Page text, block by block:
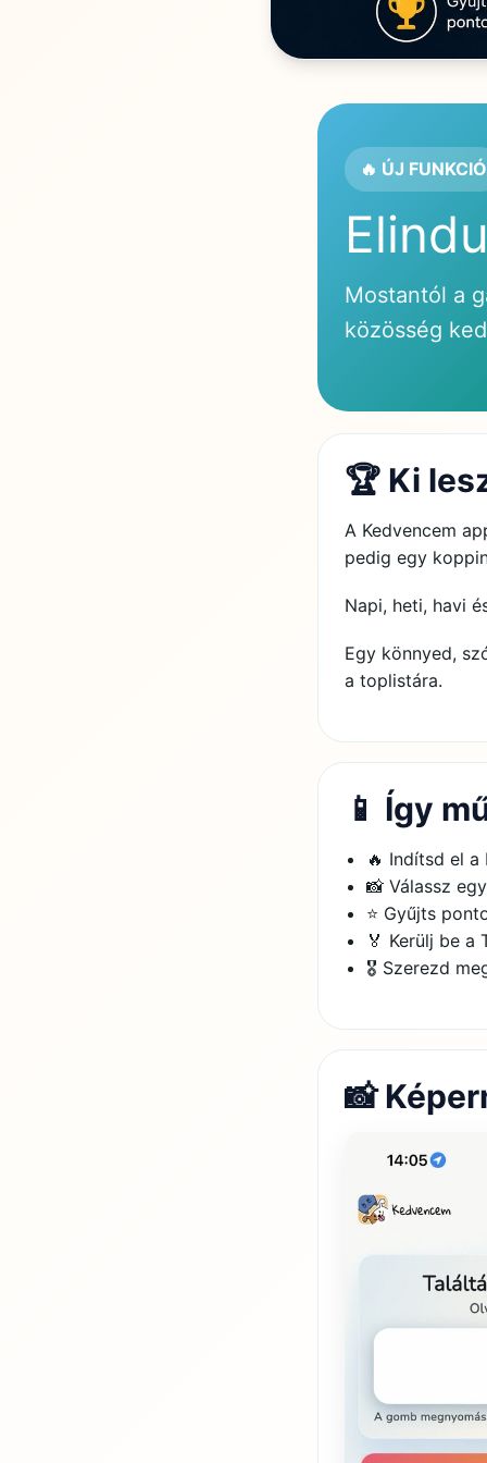
🔥 ÚJ FUNKCIÓ
Mostantól a
közösség
🏆 Ki
A Kedvencem
pedig egy
Napi, heti, havi
Egy könnyed,
a toplistára.
📱 Így
🔥 Indítsd el
📸 Válassz
⭐ Gyűjts
🏅 Kerülj be a
🎖️ Szerezd
📸